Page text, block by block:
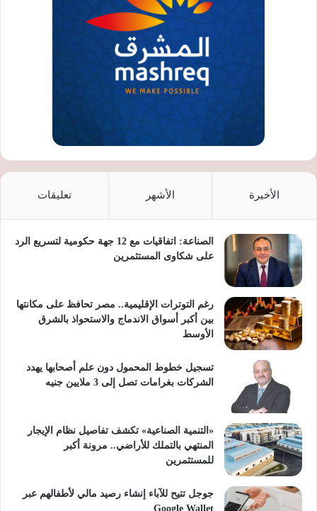
الأخيرة الأشهر تعليقات
الصناعة: اتفاقيات مع 12 جهة حكومية لتسريع الرد
على شكاوى المستثمرين
رغم التوترات الإقليمية.. مصر تحافظ على مكانتها
بين أكبر أسواق الاندماج والاستحواذ بالشرق
الأوسط
تسجيل خطوط المحمول دون علم أصحابها يهدد
الشركات بغرامات تصل إلى 3 ملايين جنيه
«التنمية الصناعية» تكشف تفاصيل نظام الإيجار
المنتهي بالتملك للأراضي.. مرونة أكبر
للمستثمرين
جوجل تتيح للآباء إنشاء رصيد مالي لأطفالهم عبر
Google Wallet